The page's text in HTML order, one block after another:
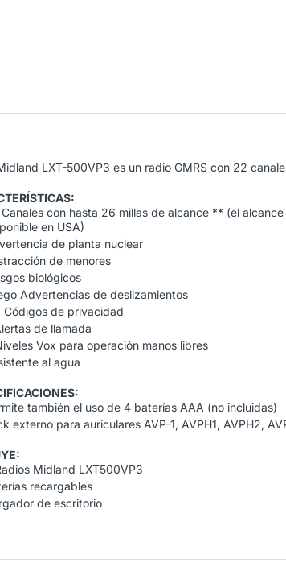
LXT-500VP3 es un radio GMRS con 22
con hasta 26 millas de alcance ** (el
en USA)
de planta nuclear
de menores
biológicos
Advertencias de deslizamientos
Códigos de privacidad
de llamada
Vox para operación manos libres
al agua
también el uso de 4 baterías AAA (no incluidas)
externo para auriculares AVP-1, AVPH1, AVPH2,
Midland LXT500VP3
recargables
de escritorio